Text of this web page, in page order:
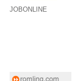
JOBONLINE